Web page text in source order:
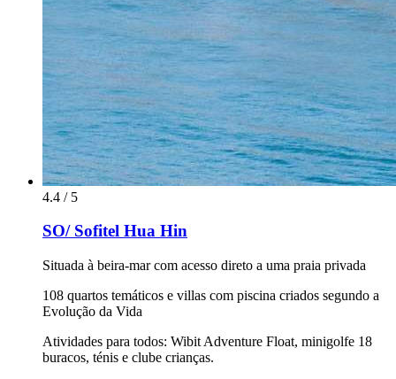
4.4 / 5
SO/ Sofitel Hua Hin
Situada à beira-mar com acesso direto a uma praia privada
108 quartos temáticos e villas com piscina criados segundo a
Evolução da Vida
Atividades para todos: Wibit Adventure Float, minigolfe 18
buracos, ténis e clube crianças.